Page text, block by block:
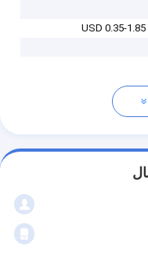
USD 0.35-